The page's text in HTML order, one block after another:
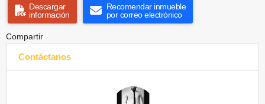
Descargar
información
Recomendar inmueble
por correo electrónico
Compartir
Contáctanos